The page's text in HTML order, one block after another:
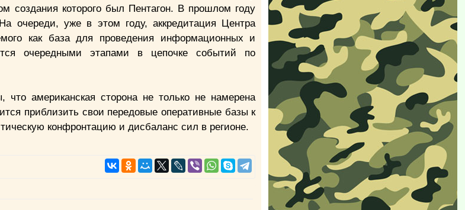
создания которого был Пентагон. В прошлом году
очереди, уже в этом году, аккредитация Центра
как база для проведения информационных и
очередными этапами в цепочке событий по
американская сторона не только не намерена
приблизить свои передовые оперативные базы к
конфронтацию и дисбаланс сил в регионе.